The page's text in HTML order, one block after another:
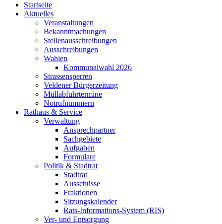
Startseite
Aktuelles
Veranstaltungen
Bekanntmachungen
Stellenausschreibungen
Ausschreibungen
Wahlen
Kommunalwahl 2026
Strassensperren
Veldener Bürgerzeitung
Müllabfuhrtermine
Notrufnummern
Rathaus & Service
Verwaltung
Ansprechpartner
Sachgebiete
Aufgaben
Formulare
Politik & Stadtrat
Stadtrat
Ausschüsse
Fraktionen
Sitzungskalender
Rats-Informations-System (RIS)
Ver- und Entsorgung